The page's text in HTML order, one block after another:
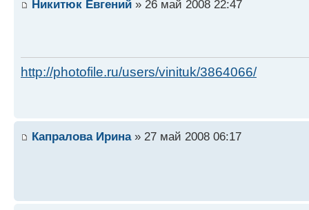
Никитюк Евгений » 26 май 2008 22:47
http://photofile.ru/users/vinituk/3864066/
Капралова Ирина» 27 май 2008 06:17